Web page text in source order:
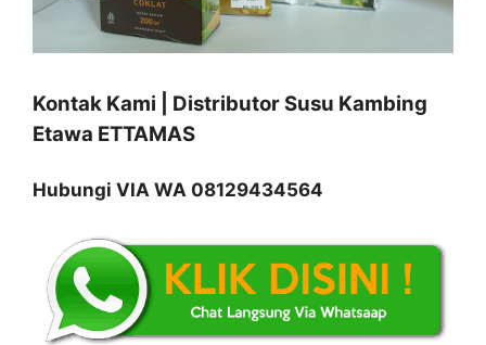
Kontak Kami | Distributor Susu Kambing
Etawa ETTAMAS
Hubungi VIA WA 08129434564